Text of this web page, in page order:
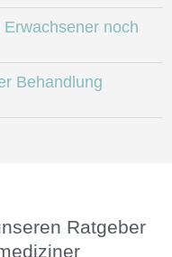
noch
Behandlung
Ratgeber